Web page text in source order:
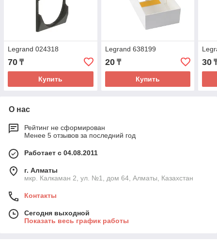
Legrand 024318
70 ₸
Купить
Legrand 638199
20₸
Купить
30
О нас
Рейтинг не сформирован
Менее 5 отзывов за последний год
Работает с 04.08.2011
г. Алматы
мкр. Калкаман 2, ул. №1, дом 64, Алматы, Казахстан
Контакты
Сегодня выходной
Показать весь график работы